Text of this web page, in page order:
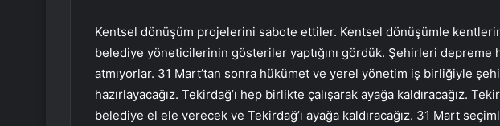
Kentsel dönüşüm projelerini sabote ettiler. Kentsel dönüşümle
belediye yöneticilerinin gösteriler yaptığını gördük. Şehirleri depreme
atmıyorlar. 31 Mart’tan sonra hükümet ve yerel yönetim iş birliğiyle
hazırlayacağız. Tekirdağ’ı hep birlikte çalışarak ayağa kaldıracağız.
belediye el ele verecek ve Tekirdağ’ı ayağa kaldıracağız. 31 Mart